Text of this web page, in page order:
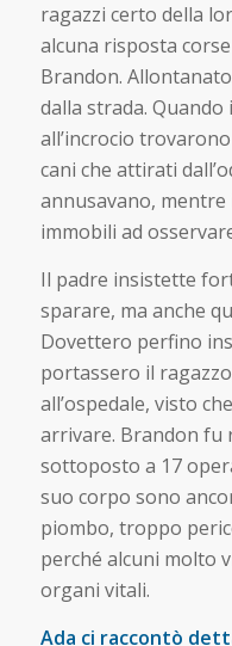
ragazzi certo della
alcuna risposta
Brandon.
dalla strada.
all’incrocio
cani che attirati
annusavano,
immobili ad
Il padre insistette
sparare, ma anche
Dovettero perfino
portassero il
all’ospedale, visto
arrivare. Brandon fu
sottoposto a 17
suo corpo sono
piombo, troppo
perché alcuni molto
organi vitali.
Ada ci raccontò